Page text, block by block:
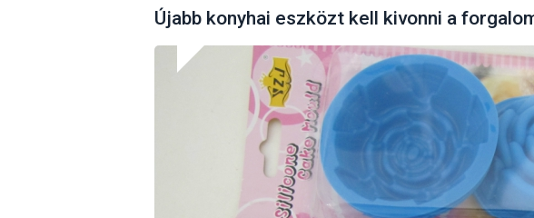
Újabb konyhai eszközt kell kivonni a